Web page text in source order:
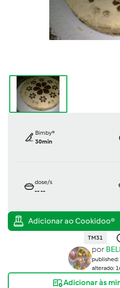
Bimby®
30min
dose/s
----
TM31
por
published:
alterado:
Adicionar às